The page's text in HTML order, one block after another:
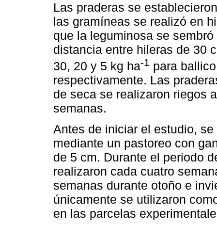
Las praderas se
las gramíneas se realizó en
que la leguminosa se
distancia entre hileras de 30
30, 20 y 5 kg ha-1 para
respectivamente. Las
de seca se realizaron riegos
semanas.
Antes de iniciar el estudio,
mediante un pastoreo con
de 5 cm. Durante el periodo
realizaron cada cuatro
semanas durante otoño e
únicamente se utilizaron
en las parcelas